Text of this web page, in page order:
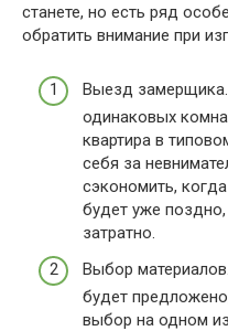
станете, но есть ряд
обратить внимание при
Выезд замерщика.
одинаковых
квартира в
себя за
сэкономить,
будет уже
затратно.
Выбор
будет
выбор на одном